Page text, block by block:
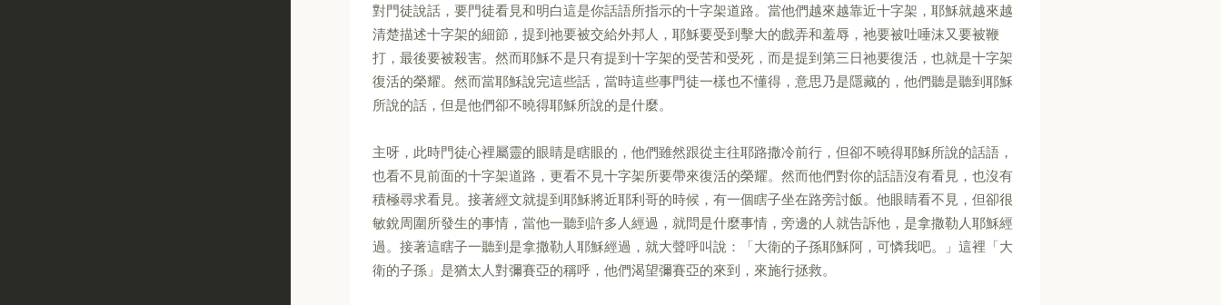
對門徒說話，要門徒看見和明白這是你話語所指示的十字架道路。當他們越來越靠近十字架，耶穌就越來越
清楚描述十字架的細節，提到祂要被交給外邦人，耶穌要受到擊大的戲弄和羞辱，祂要被吐唾沫又要被鞭
打，最後要被殺害。然而耶穌不是只有提到十字架的受苦和受死，而是提到第三日祂要復活，也就是十字架
復活的榮耀。然而當耶穌說完這些話，當時這些事門徒一樣也不懂得，意思乃是隱藏的，他們聽是聽到耶穌
所說的話，但是他們卻不曉得耶穌所說的是什麼。
主呀，此時門徒心裡屬靈的眼睛是瞎眼的，他們雖然跟從主往耶路撒冷前行，但卻不曉得耶穌所說的話語，
也看不見前面的十字架道路，更看不見十字架所要帶來復活的榮耀。然而他們對你的話語沒有看見，也沒有
積極尋求看見。接著經文就提到耶穌將近耶利哥的時候，有一個瞎子坐在路旁討飯。他眼睛看不見，但卻很
敏銳周圍所發生的事情，當他一聽到許多人經過，就問是什麼事情，旁邊的人就告訴他，是拿撒勒人耶穌經
過。接著這瞎子一聽到是拿撒勒人耶穌經過，就大聲呼叫說：「大衛的子孫耶穌阿，可憐我吧。」這裡「大
衛的子孫」是猶太人對彌賽亞的稱呼，他們渴望彌賽亞的來到，來施行拯救。